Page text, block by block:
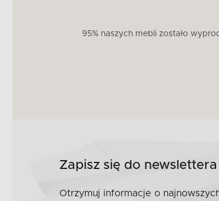
95% naszych mebli zostało
Zapisz się do newslettera
Otrzymuj informacje o